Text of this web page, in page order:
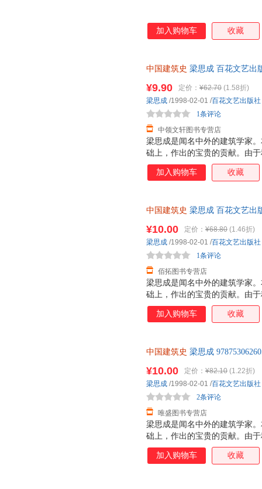
加入购物车 收藏
中国建筑史 梁思成 百花文艺出
梁思成是闻名中外的建筑学家
础上，作出的宝贵的贡献。由
雕塑史》多年来一直沉睡于纸
学技术的建筑师增加了本国的
¥9.90 定价： ¥62.70 (1.58折)
中领文轩图书专营店
1条评论
梁思成 /1998-02-01 /百花文艺出版社
加入购物车 收藏
中国建筑史 梁思成 百花文艺出
梁思成是闻名中外的建筑学家
础上，作出的宝贵的贡献。由
雕塑史》多年来一直沉睡于纸
学技术的建筑师增加了本国的
¥10.00 定价： ¥68.80 (1.46折)
佰拓图书专营店
1条评论
梁思成 /1998-02-01 /百花文艺出版社
加入购物车 收藏
中国建筑史 梁思成
梁思成是闻名中外的建筑学家
础上，作出的宝贵的贡献。由
雕塑史》多年来一直沉睡于纸
学技术的建筑师增加了本国的
¥10.00 定价： ¥82.10 (1.22折)
唯盛图书专营店
2条评论
梁思成 /1998-02-01 /百花文艺出版社
加入购物车 收藏